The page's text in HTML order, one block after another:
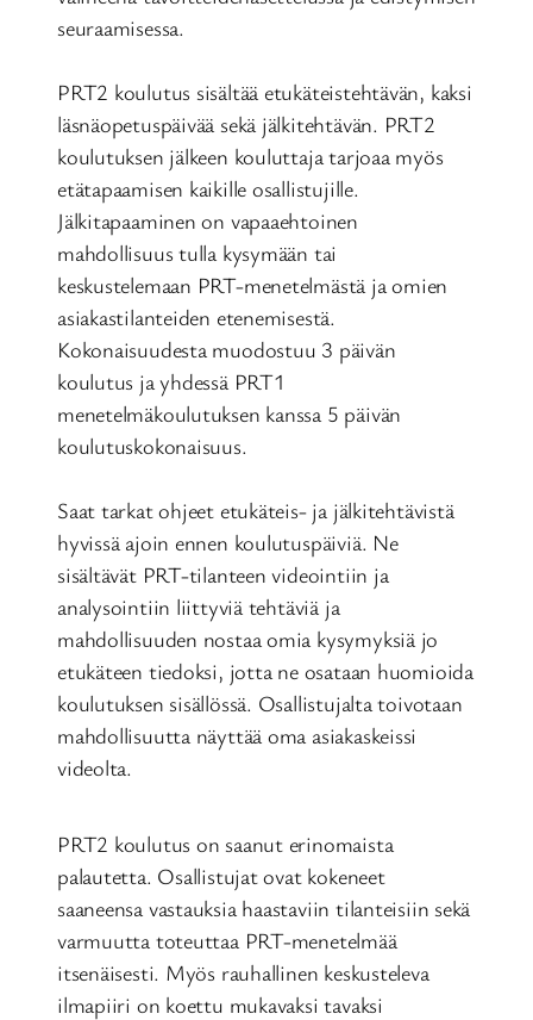
seuraamisessa.
PRT2 koulutus sisältää etukäteistehtävän, kaksi
läsnäopetuspäivää sekä jälkitehtävän. PRT2
koulutuksen jälkeen kouluttaja tarjoaa myös
etätapaamisen kaikille osallistujille.
Jälkitapaaminen on vapaaehtoinen
mahdollisuus tulla kysymään tai
keskustelemaan PRT-menetelmästä ja omien
asiakastilanteiden etenemisestä.
Kokonaisuudesta muodostuu 3 päivän
koulutus ja yhdessä PRT1
menetelmäkoulutuksen kanssa 5 päivän
koulutuskokonaisuus.
Saat tarkat ohjeet etukäteis- ja jälkitehtävistä
hyvissä ajoin ennen koulutuspäiviä. Ne
sisältävät PRT-tilanteen videointiin ja
analysointiin liittyviä tehtäviä ja
mahdollisuuden nostaa omia kysymyksiä jo
etukäteen tiedoksi, jotta ne osataan huomioida
koulutuksen sisällössä. Osallistujalta toivotaan
mahdollisuutta näyttää oma asiakaskeissi
videolta.
PRT2 koulutus on saanut erinomaista
palautetta. Osallistujat ovat kokeneet
saaneensa vastauksia haastaviin tilanteisiin sekä
varmuutta toteuttaa PRT-menetelmää
itsenäisesti. Myös rauhallinen keskusteleva
ilmapiiri on koettu mukavaksi tavaksi